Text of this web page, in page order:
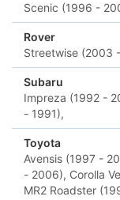
Scenic (1996 -
Rover
Streetwise (2003
Subaru
Impreza (1992 -
- 1991),
Toyota
Avensis (1997 -
- 2006), Corolla
MR2 Roadster